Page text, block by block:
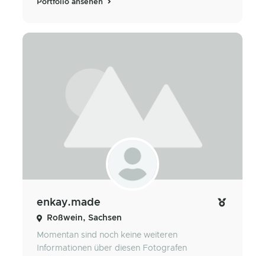
Portfolio ansehen
enkay.made
Roßwein, Sachsen
Momentan sind noch keine weiteren
Informationen über diesen Fotografen